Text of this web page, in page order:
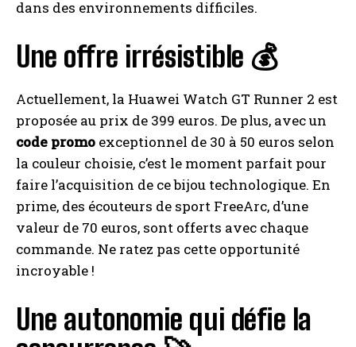
dans des environnements difficiles.
Une offre irrésistible 💰
Actuellement, la Huawei Watch GT Runner 2 est
proposée au prix de 399 euros. De plus, avec un
code promo exceptionnel de 30 à 50 euros selon
la couleur choisie, c’est le moment parfait pour
faire l’acquisition de ce bijou technologique. En
prime, des écouteurs de sport FreeArc, d’une
valeur de 70 euros, sont offerts avec chaque
commande. Ne ratez pas cette opportunité
incroyable !
Une autonomie qui défie la